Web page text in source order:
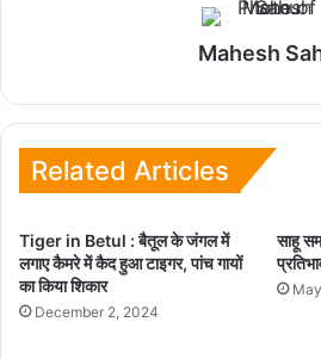
Mahesh
Related Articles
Tiger in Betul : बैतूल के जंगल में
लगाए कैमरे में कैद हुआ टाइगर, पांच गायों
का किया शिकार
December 2, 2024
साहू